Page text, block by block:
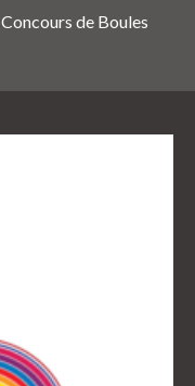
Concours de Boules